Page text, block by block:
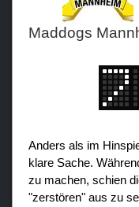
Maddogs
Anders als im
klare Sache.
zu machen, schien
"zerstören" aus zu